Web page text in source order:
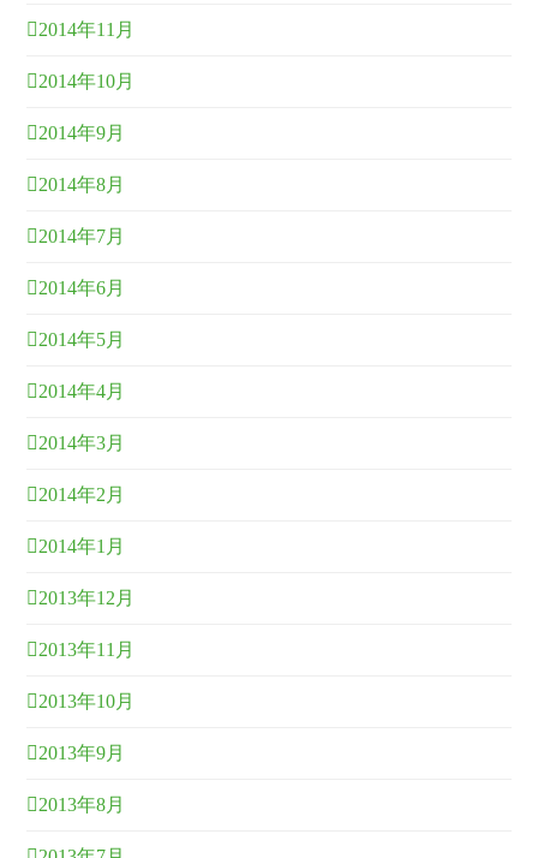
2014年11月
2014年10月
2014年9月
2014年8月
2014年7月
2014年6月
2014年5月
2014年4月
2014年3月
2014年2月
2014年1月
2013年12月
2013年11月
2013年10月
2013年9月
2013年8月